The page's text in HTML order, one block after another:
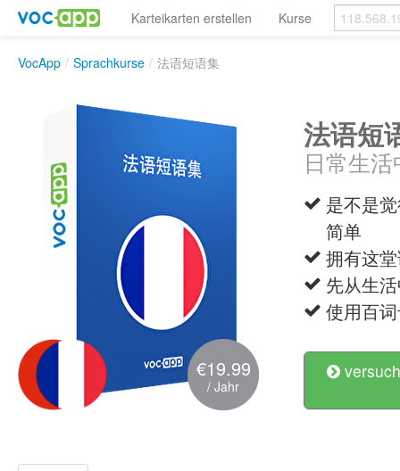
Karteikarten erstellen Kurse
VocApp / Sprachkurse / 法语短语集
€19.99
/ Jahr
法语短
日常生
是不是
简单
拥有这
先从生
使用百